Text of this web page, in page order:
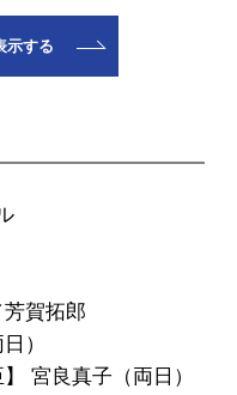
示する
芳賀拓郎
）
宮良真子（両日）